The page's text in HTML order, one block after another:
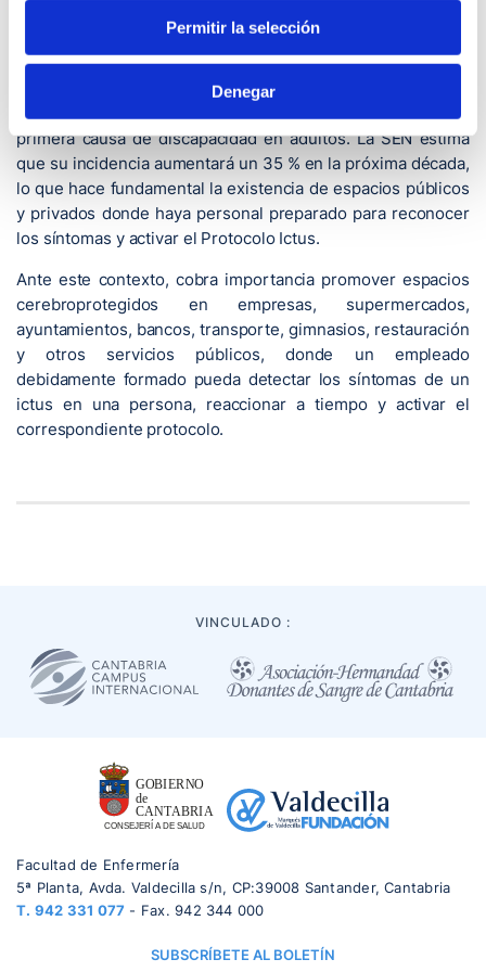
Permitir la selección
Denegar
impacto de enfermedades no transmisibles.
El ictus afecta cada año a 120.000 personas en España y
constituye la primera causa de muerte en mujeres y la
primera causa de discapacidad en adultos. La SEN estima
que su incidencia aumentará un 35 % en la próxima década,
lo que hace fundamental la existencia de espacios públicos
y privados donde haya personal preparado para reconocer
los síntomas y activar el Protocolo Ictus.
Ante este contexto, cobra importancia promover espacios
cerebroprotegidos en empresas, supermercados,
ayuntamientos, bancos, transporte, gimnasios, restauración
y otros servicios públicos, donde un empleado
debidamente formado pueda detectar los síntomas de un
ictus en una persona, reaccionar a tiempo y activar el
correspondiente protocolo.
VINCULADO :
Facultad de Enfermería
5ª Planta, Avda. Valdecilla s/n, CP:39008 Santander, Cantabria
T. 942 331 077 - Fax. 942 344 000
SUBSCRÍBETE AL BOLETÍN